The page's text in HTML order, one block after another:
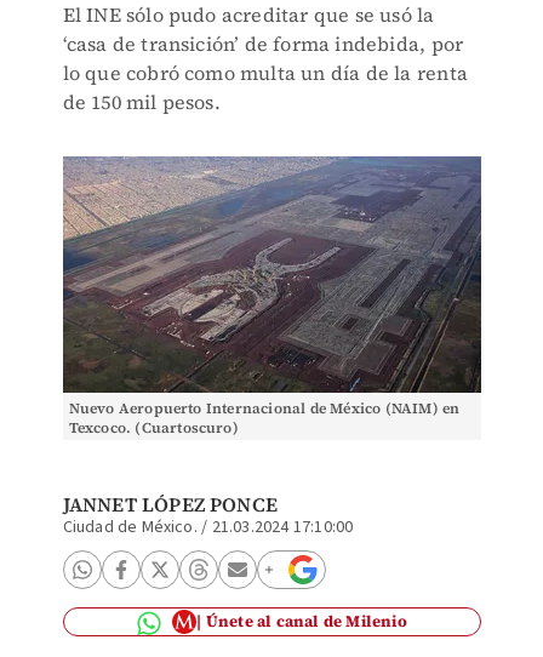
El INE sólo pudo acreditar que se usó la
‘casa de transición’ de forma indebida, por
lo que cobró como multa un día de la renta
de 150 mil pesos.
Nuevo Aeropuerto Internacional de México (NAIM) en
Texcoco. (Cuartoscuro)
JANNET LÓPEZ PONCE
Ciudad de México. / 21.03.2024 17:10:00
Únete al canal de Milenio